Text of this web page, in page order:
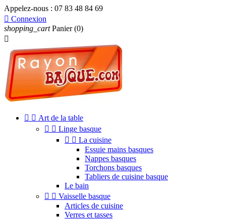
Appelez-nous : 07 83 48 84 69
 Connexion
shopping_cart Panier (0)

  Art de la table
  Linge basque
  La cuisine
Essuie mains basques
Nappes basques
Torchons basques
Tabliers de cuisine basque
Le bain
  Vaisselle basque
Articles de cuisine
Verres et tasses